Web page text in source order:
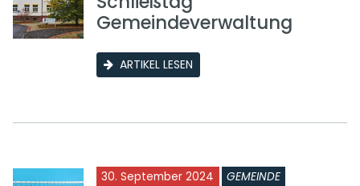
Gemeindeverwaltung
ARTIKEL LESEN
30. September 2024 GEMEINDE